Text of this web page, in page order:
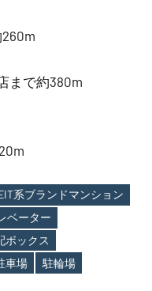
まで約380m
系ブランドマンション
ベーター
ボックス
車場 駐輪場